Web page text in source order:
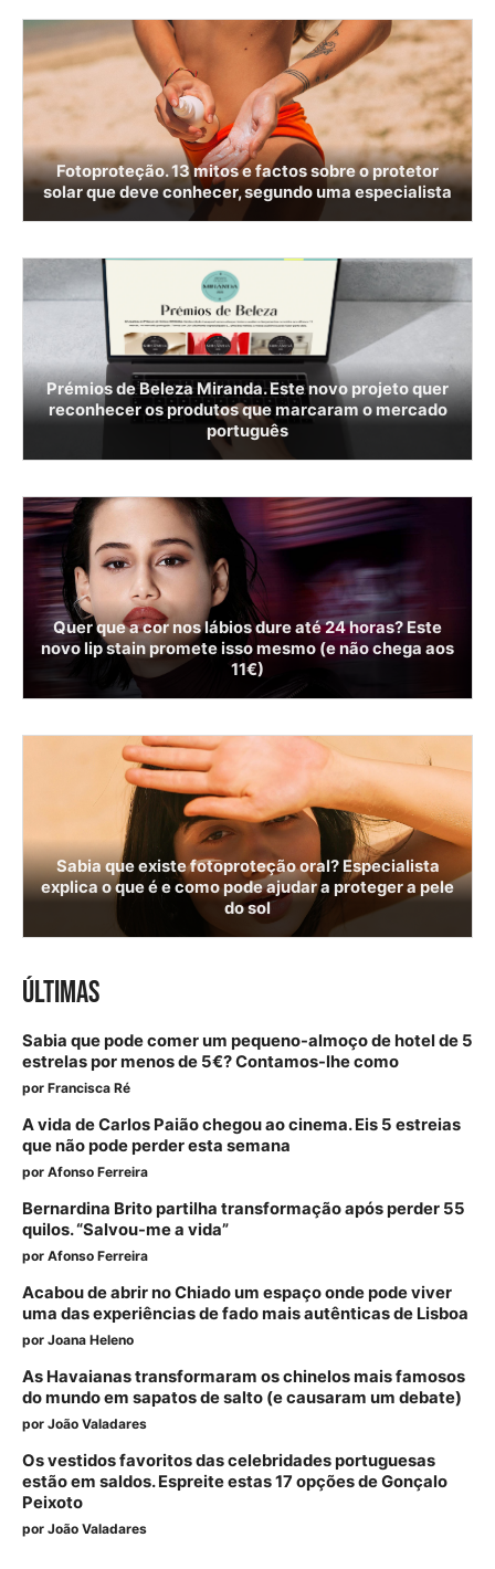
Fotoproteção. 13 mitos e factos sobre o protetor
solar que deve conhecer, segundo uma especialista
Prémios de Beleza Miranda. Este novo projeto quer
reconhecer os produtos que marcaram o mercado
português
Quer que a cor nos lábios dure até 24 horas? Este
novo lip stain promete isso mesmo (e não chega aos
11€)
Sabia que existe fotoproteção oral? Especialista
explica o que é e como pode ajudar a proteger a pele
do sol
ÚLTIMAS
Sabia que pode comer um pequeno-almoço de hotel de 5
estrelas por menos de 5€? Contamos-lhe como
por Francisca Ré
A vida de Carlos Paião chegou ao cinema. Eis 5 estreias
que não pode perder esta semana
por Afonso Ferreira
Bernardina Brito partilha transformação após perder 55
quilos. “Salvou-me a vida”
por Afonso Ferreira
Acabou de abrir no Chiado um espaço onde pode viver
uma das experiências de fado mais autênticas de Lisboa
por Joana Heleno
As Havaianas transformaram os chinelos mais famosos
do mundo em sapatos de salto (e causaram um debate)
por João Valadares
Os vestidos favoritos das celebridades portuguesas
estão em saldos. Espreite estas 17 opções de Gonçalo
Peixoto
por João Valadares